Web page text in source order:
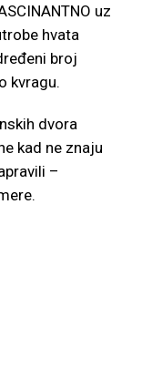
uz
hvata
broj
kvragu.
dvora
kad ne znaju
–